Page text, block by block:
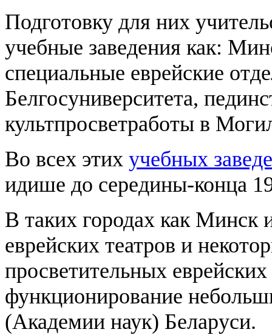
Подготовку для них
учебные заведения как:
специальные еврейские
Белгосуниверситета,
культпросветработы в
Во всех этих учебных
идише до середины-конца
В таких городах как Минск
еврейских театров и
просветительных
функционирование
(Академии наук) Беларуси.